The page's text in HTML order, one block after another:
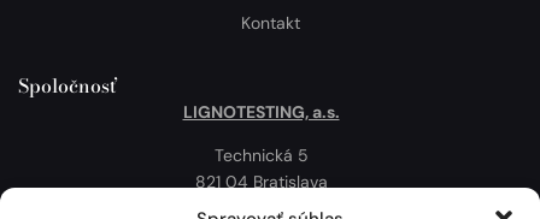
Kontakt
Spoločnosť
LIGNOTESTING, a.s.
Technická 5
821 04 Bratislava
Slovenská republika